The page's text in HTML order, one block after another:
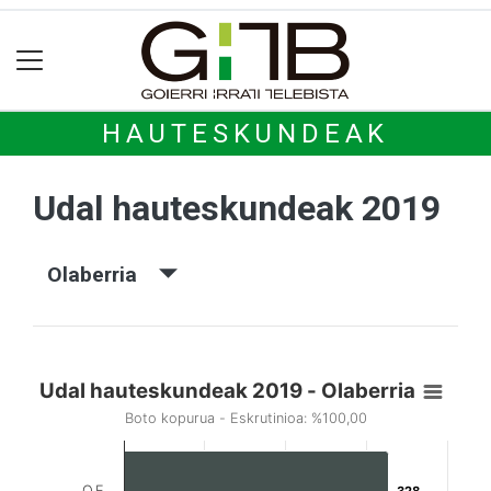
HAUTESKUNDEAK
Udal hauteskundeak 2019
Olaberria
Udal hauteskundeak 2019 - Olaberria
Boto kopurua - Eskrutinioa: %100,00